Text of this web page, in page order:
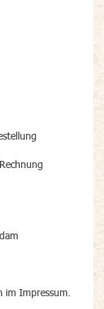
im Impressum.